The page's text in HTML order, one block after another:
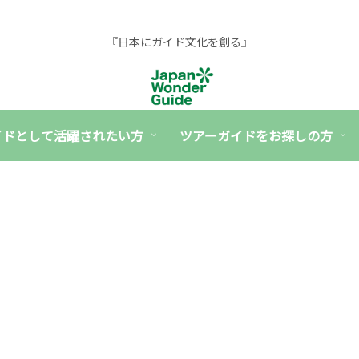
『日本にガイド文化を創る』
として活躍されたい方 ツアーガイドをお探しの方